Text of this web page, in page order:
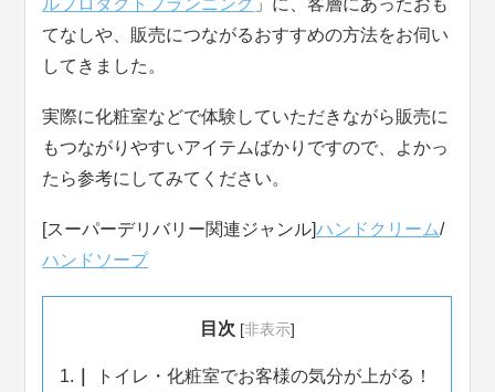
てなしや、販売につながるおすすめの方法をお伺い
してきました。
実際に化粧室などで体験していただきながら販売に
もつながりやすいアイテムばかりですので、よかっ
たら参考にしてみてください。
[スーパーデリバリー関連ジャンル]ハンドクリーム/
ハンドソープ
目次 [非表示]
1.
トイレ・化粧室でお客様の気分が上がる！